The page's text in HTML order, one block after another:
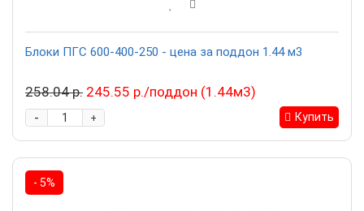
Блоки ПГС 600-400-250 - цена за поддон 1.44 м3
258.04 р. 245.55 р./поддон (1.44м3)
+
- Купить
- 5%